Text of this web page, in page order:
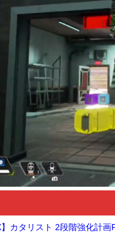
】カタリスト 2段階強化計